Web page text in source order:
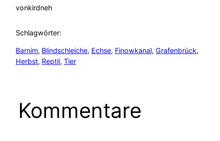
vonkirdneh
Schlagwörter:
Barnim, Blindschleiche, Echse, Finowkanal, Grafenbrück
Herbst, Reptil, Tier
Kommentare